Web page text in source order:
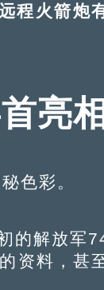
程火箭炮
亮相
色彩。
解放军
资料，甚